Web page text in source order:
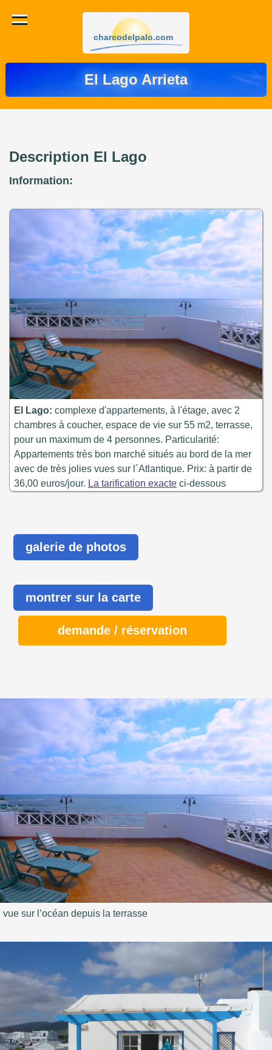
charcodelpalo.com
El Lago Arrieta
Description El Lago
Information:
El Lago: complexe d'appartements, à l'étage, avec 2
chambres à coucher, espace de vie sur 55 m2, terrasse,
pour un maximum de 4 personnes. Particularité:
Appartements très bon marché situés au bord de la mer
avec de très jolies vues sur l´Atlantique. Prix: à partir de
36,00 euros/jour. La tarification exacte ci-dessous
galerie de photos
montrer sur la carte
demande / réservation
vue sur l’océan depuis la terrasse